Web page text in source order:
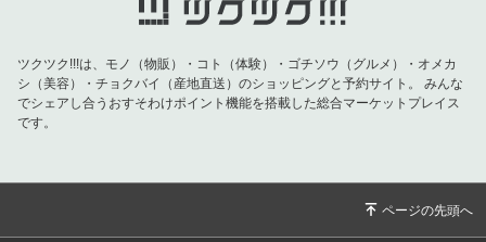
【日本人の英語学習時間って一番長い！？】
2025/07/22「いつかやろう」と思っていた英語、そろそろ
始めませんか？
ツクツク!!!は、モノ（物販）・コト（体験）・ゴチソウ（グルメ）・オメカ
シ（美容）・チョクバイ（産地直送）のショッピングと予約サイト。
みんな
でシェアし合うおすそわけポイント機能を搭載した総合マーケットプレイス
です。